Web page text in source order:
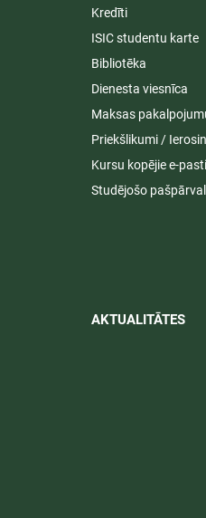
Kredīti
ISIC studentu karte
Bibliotēka
Dienesta viesnīca
Maksas
Priekšlikumi /
Kursu kopējie e-pasti
Studējošo
AKTUALITĀTES​​